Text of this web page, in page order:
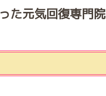
た元気回復専門院